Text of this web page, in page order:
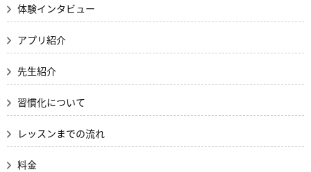
体験インタビュー
アプリ紹介
先生紹介
習慣化について
レッスンまでの流れ
料金